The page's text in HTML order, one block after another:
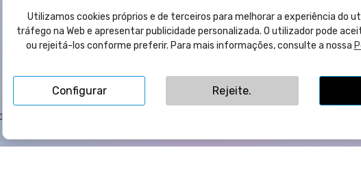
Aviso Legal
Política de acessibilidade
SL - C/Juan Bautista Llorens, 109B - 12540 Vila-Real (Castellón) ESPANHA | Nº IVA:
Utilizamos cookies próprios e de terceiros para melhorar a experiência do
tráfego na Web e apresentar publicidade personalizada. O utilizador pode
ou rejeitá-los conforme preferir. Para mais informações, consulte a nossa
Configurar Rejeite.